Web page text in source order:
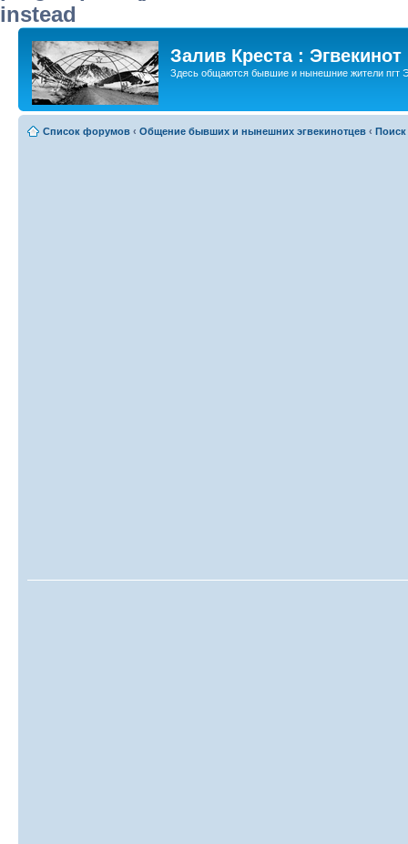
instead
Залив Креста : Эгвекинот
Здесь общаются бывшие и нынешние жители пгт
Список форумов ‹ Общение бывших и нынешних эгвекинотцев ‹ Поиск